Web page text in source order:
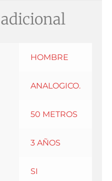
HOMBRE
ANALOGICO.
50 METROS
3 AÑOS
SI